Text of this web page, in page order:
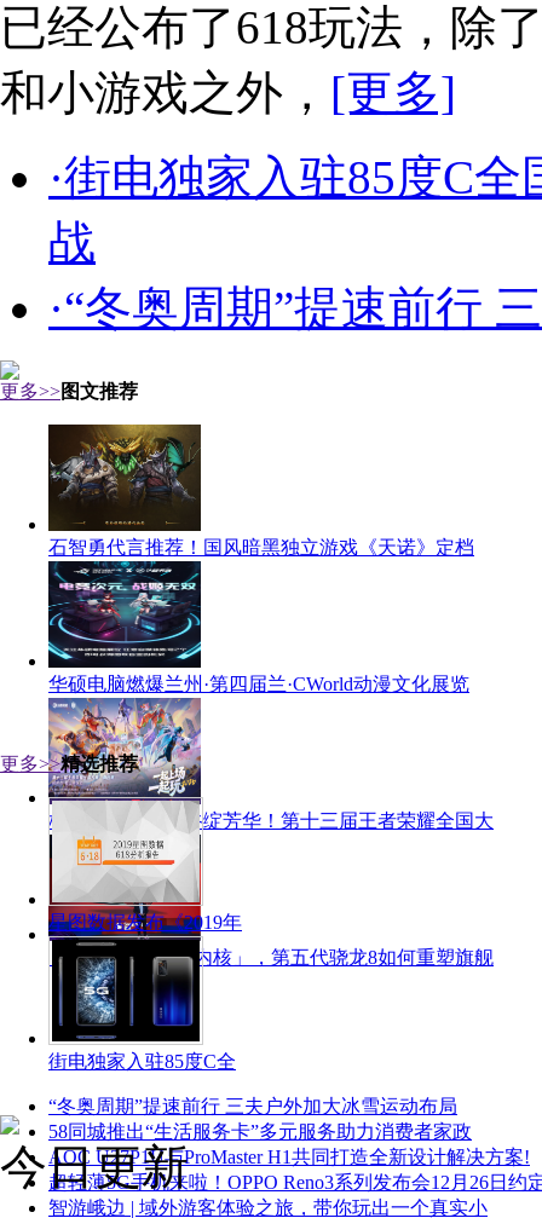
已经公布了618玩法，除
和小游戏之外， [更多]
·街电独家入驻85度C
战
·“冬奥周期”提速前行
更多>>图文推荐
石智勇代言推荐！国风暗黑独立游戏《天诺》定档
华硕电脑燃爆兰州·第四届兰·CWorld动漫文化展览
梅香燃热血，峡谷绽芳华！第十三届王者荣耀全国大
「旗舰本色，8气内核」，第五代骁龙8如何重塑旗舰
更多>>精选推荐
星图数据发布《2019年
街电独家入驻85度C全
“冬奥周期”提速前行 三夫户外加大冰雪运动布局
58同城推出“生活服务卡”多元服务助力消费者家政
AOC U27P1U与ProMaster H1共同打造全新设计解决方案!
超轻薄5G手机来啦！OPPO Reno3系列发布会12月26日约
智游峨边 | 域外游客体验之旅，带你玩出一个真实小
今日更新